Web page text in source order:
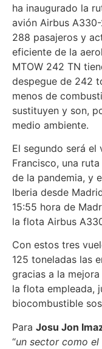
ha inaugurado la
avión Airbus
288 pasajeros y
eficiente de la
MTOW 242 TN
despegue de 242
menos de
sustituyen y son,
medio ambiente.
El segundo será el
Francisco, una
de la pandemia, y
Iberia desde
15:55 hora de
la flota Airbus
Con estos tres
125 toneladas las
gracias a la
la flota empleada,
biocombustible
Para Josu Jon
“un sector como